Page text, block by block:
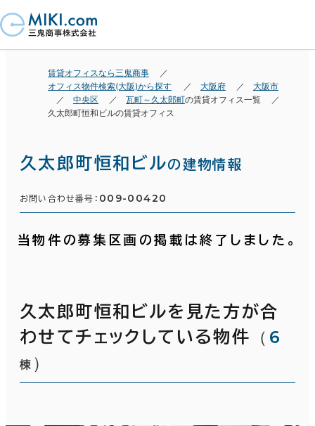
賃貸オフィスなら三鬼商事
オフィス物件検索(大阪)から探す
大阪府
大阪市
中央区
瓦町～久太郎町の賃貸オフィス一覧
久太郎町恒和ビルの賃貸オフィス
久太郎町恒和ビルの建物情報
お問い合わせ番号： 009-00420
当物件の募集区画の掲載は終了しました。
久太郎町恒和ビルを見た方が合
わせてチェックしている物件
（ 6
棟 ）